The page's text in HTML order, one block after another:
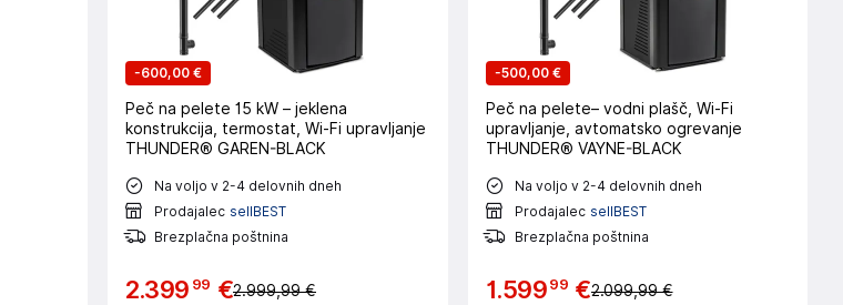
-600,00 €
Peč na pelete 15 kW – jeklena
konstrukcija, termostat, Wi-Fi upravljanje
THUNDER® GAREN-BLACK
Na voljo v 2-4 delovnih dneh
Prodajalec sellBEST
Brezplačna poštnina
2.399 99 €2.999,99 €
-500,00 €
Peč na pelete– vodni plašč, Wi-Fi
upravljanje, avtomatsko ogrevanje
THUNDER® VAYNE-BLACK
Na voljo v 2-4 delovnih dneh
Prodajalec sellBEST
Brezplačna poštnina
1.59999 €2.099,99 €